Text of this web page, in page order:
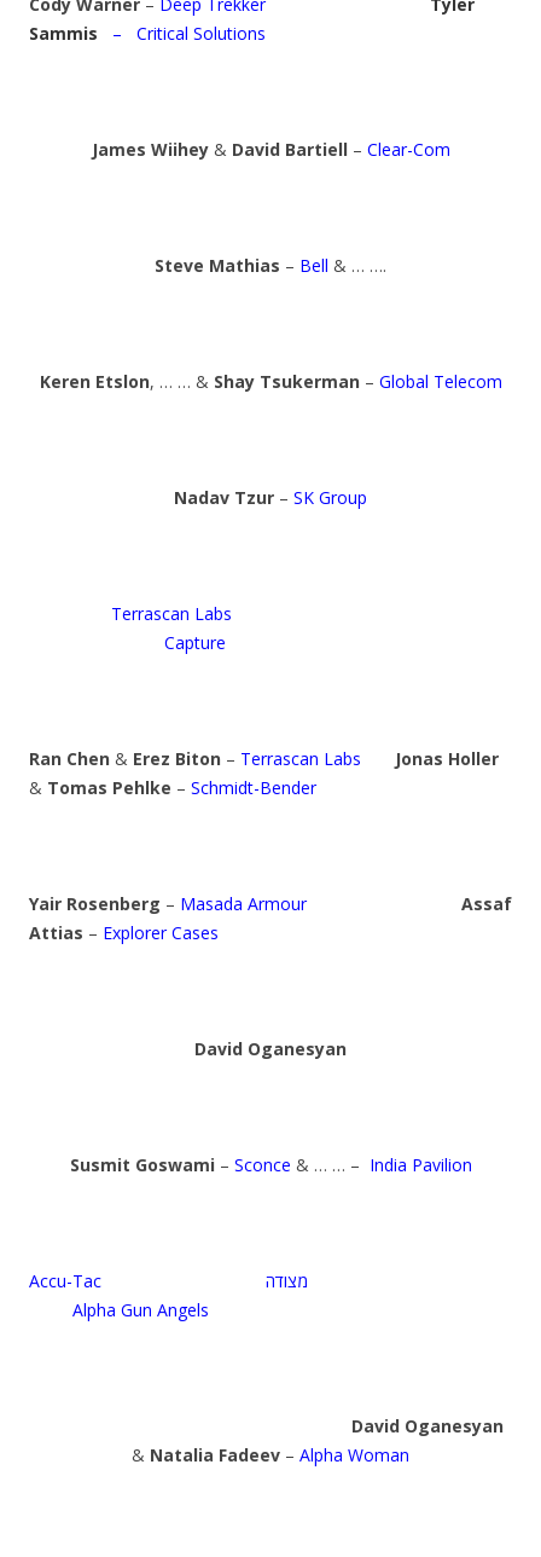
Sammis
– Critical Solutions
James Wiihey& David Bartiell– Clear-Com
Steve Mathias – Bell & … ….
Keren Etslon, … … & Shay Tsukerman– Global Telecom
Nadav Tzur – SK Group
Terrascan Labs
Capture
Ran Chen & Erez Biton – Terrascan Labs
Jonas Holler
& Tomas Pehlke – Schmidt-Bender
Yair Rosenberg – Masada Armour
Assaf
Attias – Explorer Cases
David Oganesyan
Susmit Goswami– Sconce & … … – India Pavilion
Accu-Tac מצודה
Alpha Gun Angels
David Oganesyan
& Natalia Fadeev – Alpha Woman